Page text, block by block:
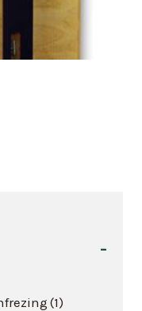
-
(1)